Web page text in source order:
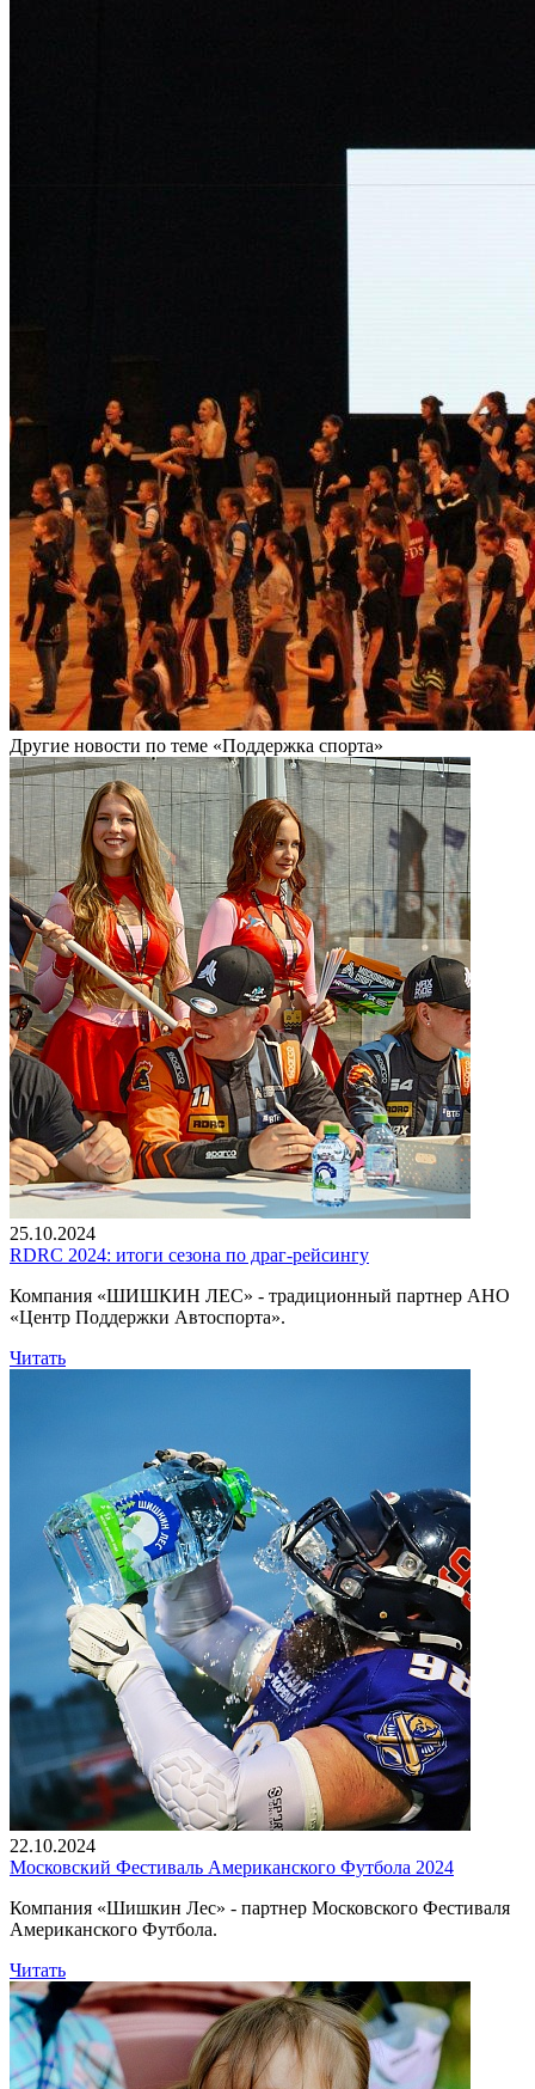
Другие новости по теме «Поддержка спорта»
25.10.2024
RDRC 2024: итоги сезона по драг-рейсингу
Компания «ШИШКИН ЛЕС» - традиционный партнер АНО
«Центр Поддержки Автоспорта».
Читать
22.10.2024
Московский Фестиваль Американского Футбола 2024
Компания «Шишкин Лес» - партнер Московского Фестиваля
Американского Футбола.
Читать